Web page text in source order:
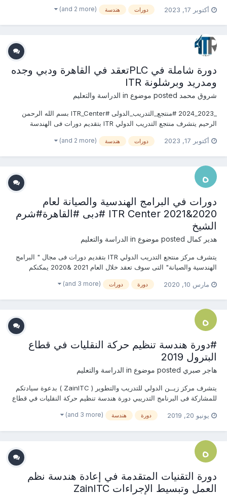
يمكنكم التسجيل او الاستفسارعلى الدورة الان ............................
أكتوبر 17, 2023 دورات هندسة (and 2 more)
دورة شاملة في PLCتعقد في القاهرة ودبي وجده
ومدريد وبرشلونة ITR
شروق محمد الدراسة والتعليم
_2023_2024 #منتجع_التدريب_الدولى #ITR_Center بسم الله الرحمن
الرحيم يتشرف منتجع التدريب الدولي ITR بتقديم دورات فى الهندسة
يمكنكم التسجيل او الاستفسارعلى الدورة الان ............................
أكتوبر 17, 2023 دورات هندسة (and 2 more)
دورات في البرامج الهندسية والصيانة لعام
2020&2021 ITR Center #دبى #القاهرة#شرم
الشيخ
هدير كمال الدراسة والتعليم
يتشرف مركز منتجع التدريب الدولي ITR بتقديم دورات فى مجال " البرامج
الهندسية والصيانة" التى سوف تعقد خلال العام 2021 &2020 يمكنكم
والإستفسار ومعرفة المحتوي العلمى ) يرجى الاتصال بـ الاستاذة : هدير كمال
مارس 10, 2020 دورة دورات (and 3 more)
#دورة هندسة تنظيم حركة النقليات في قطاع
البترول 2019
هاجر صبري الدراسة والتعليم
يتشرف مركز زيــن الدولي للتدريب والتطوير ( ZainITC ) بدعوة سيادتكم
للمشاركة فى البرنامج التدريبي دورة هندسة تنظيم حركة النقليات في قطاع
التدريب : هاجــــر صبـــري جوال / واتساب...
يونيو 20, 2019 دورة هندسة (and 3 more)
دورة التقنيات المتقدمة في إعادة هندسة نظم
العمل وتبسيط الإجراءات ZainITC